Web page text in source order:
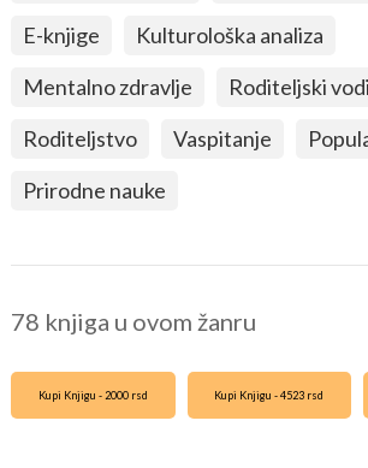
E-knjige
Kulturološka analiza
Mentalno zdravlje
Roditeljski
Roditeljstvo
Vaspitanje
Prirodne nauke
78 knjiga u ovom žanru
Kupi Knjigu - 2000 rsd Kupi Knjigu - 4523 rsd